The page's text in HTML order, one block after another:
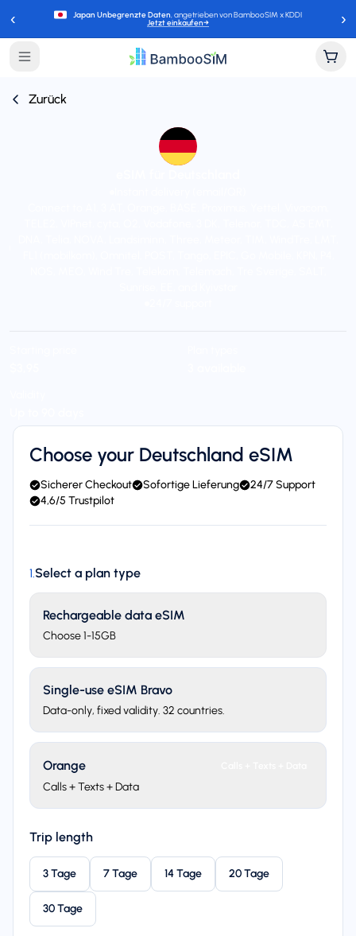
‹ Japan Unbegrenzte Daten, angetrieben von BambooSIM x KDDI
Jetzt einkaufen→ ›
Zurück
Choose your Deutschland eSIM
Sicherer Checkout Sofortige Lieferung
24/7 Support
4,6/5 Trustpilot
1.Select a plan type
Rechargeable data eSIM
Choose 1-15GB
Single-use eSIM Bravo
Data-only, fixed validity. 32 countries.
Orange
Calls + Texts + Data
Trip length
3 Tage 7 Tage 14 Tage 20 Tage
30 Tage